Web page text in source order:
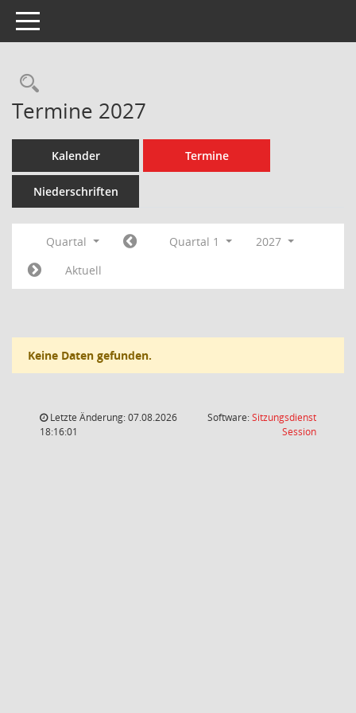
Toggle navigation
Rechercheauswahl
Termine 2027
Kalender Termine
Niederschriften
Quartal Quartal 1
2027
Aktuell
Keine Daten gefunden.
Letzte Änderung: 07.08.2026
18:16:01
Software:Sitzungsdienst
Session(Wird in